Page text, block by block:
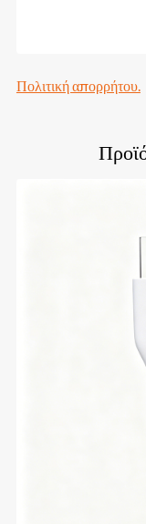
Πολιτική απορρήτου.